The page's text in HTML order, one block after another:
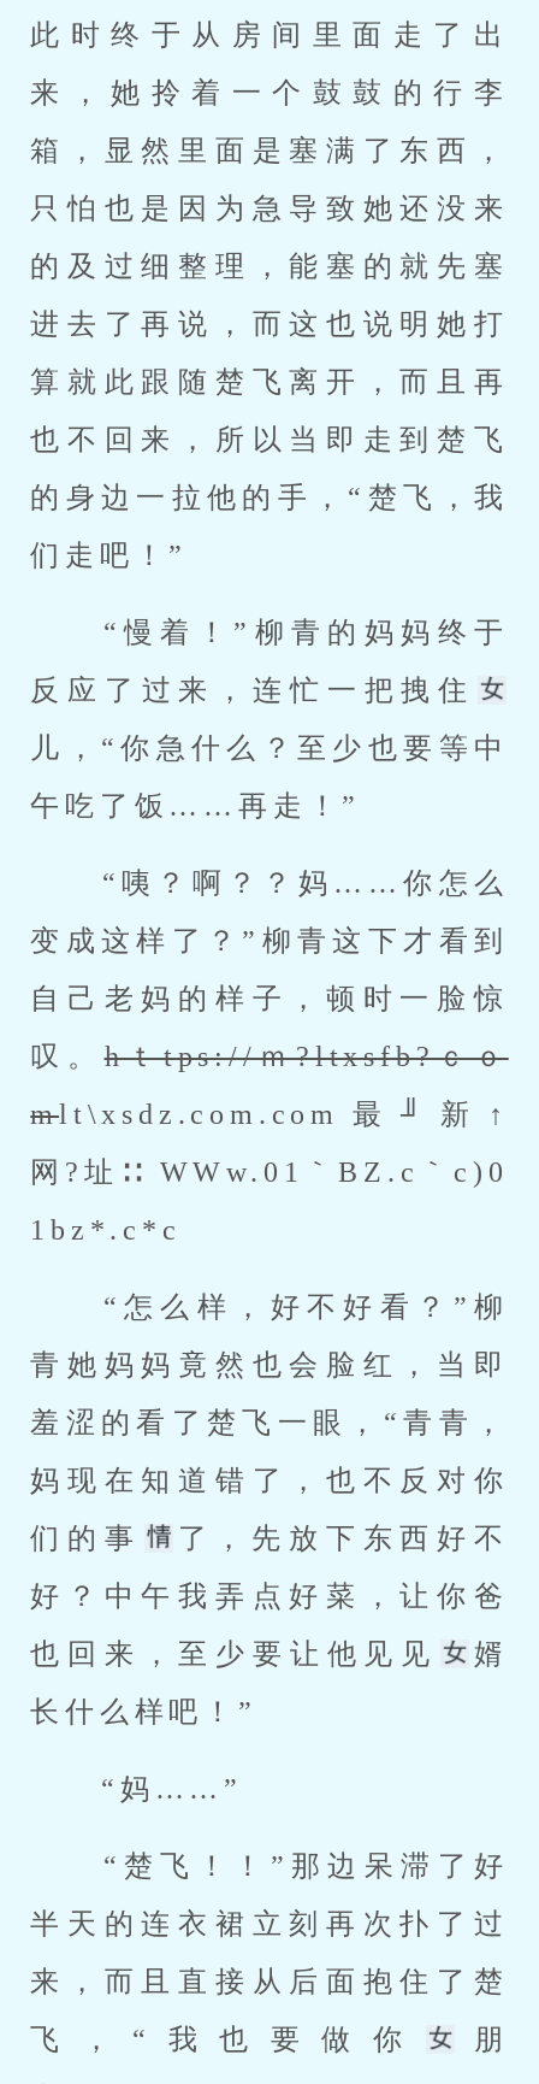
此时终于从房间里面走了出
来，她拎着一个鼓鼓的行李
箱，显然里面是塞满了东西，
只怕也是因为急导致她还没来
的及过细整理，能塞的就先塞
进去了再说，而这也说明她打
算就此跟随楚飞离开，而且再
也不回来，所以当即走到楚飞
的身边一拉他的手，“楚飞，我
们走吧！”
反应了过来，连忙一把拽住
儿，“你急什么？至少也要等中
午吃了饭……再走！”
变成这样了？”柳青这下才看到
自己老妈的样子，顿时一脸惊
叹。hｔtps://ｍ?ltxsfb?ｃｏ
mlt\xsdz.com.com最╜新↑
网?址∷ WWw.01｀BZ.c｀c)0
1bz*.c*c
青她妈妈竟然也会脸红，当即
羞涩的看了楚飞一眼，“青青，
妈现在知道错了，也不反对你
们的事
了，先放下东西好不
好？中午我弄点好菜，让你爸
也回来，至少要让他见见
婿
长什么样吧！”
“妈……”
半天的连衣裙立刻再次扑了过
来，而且直接从后面抱住了楚
飞，“我也要做你
朋